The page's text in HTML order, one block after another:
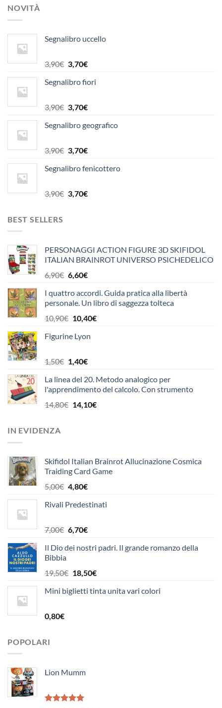
NOVITÀ
Segnalibro uccello
3,90€ Il
originale
3,90€.
3,70€Il
attuale
3,70€.
Segnalibro fiori
3,90€ Il
originale
3,90€.
3,70€Il
attuale
3,70€.
Segnalibro geografico
3,90€ Il
originale
3,90€.
3,70€Il
attuale
3,70€.
Segnalibro fenicottero
3,90€ Il
3,70€Il
BEST SELLERS
PERSONAGGI ACTION FIGURE 3D SKIFIDOL
ITALIAN BRAINROT UNIVERSO PSICHEDELICO
6,90€ Il
originale
era:
6,90€.
6,60€Il
attuale
è:
6,60€.
I quattro accordi. Guida pratica alla libertà
personale. Un libro di saggezza tolteca
10,90€ Il
originale
10,90€.
10,40€Il
Figurine Lyon
1,50€ Il
originale
era:
1,50€.
1,40€Il
attuale
è:
1,40€.
La linea del 20. Metodo analogico per
l'apprendimento del calcolo. Con strumento
14,80€ Il
14,10€Il
IN EVIDENZA
Skifidol Italian Brainrot Allucinazione Cosmica
Traiding Card Game
5,00€ Il
originale
5,00€.
4,80€Il
attuale
4,80€.
Rivali Predestinati
7,00€ Il
originale
7,00€.
6,70€Il
attuale
6,70€.
Il Dio dei nostri padri. Il grande romanzo della
Bibbia
19,50€ Il
originale
18,50€Il
attuale
Mini biglietti tinta unita vari colori
0,80€
POPOLARI
Lion Mumm